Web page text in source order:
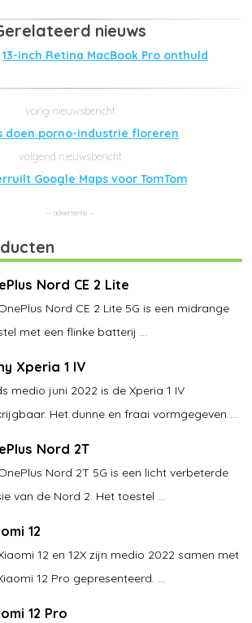
nieuws
13-inch Retina MacBook Pro onthuld
doen porno-industrie floreren
Google Maps voor TomTom
Nord CE 2 Lite
Nord CE 2 Lite 5G is een midrange
met een flinke batterij ...
Xperia 1 IV
medio juni 2022 is de Xperia 1 IV
Het dunne en fraai vormgegeven ...
Nord 2T
Nord 2T 5G is een licht verbeterde
van de Nord 2. Het toestel ...
12
12 en 12X zijn medio 2022 samen met
12 Pro gepresenteerd. ...
12 Pro